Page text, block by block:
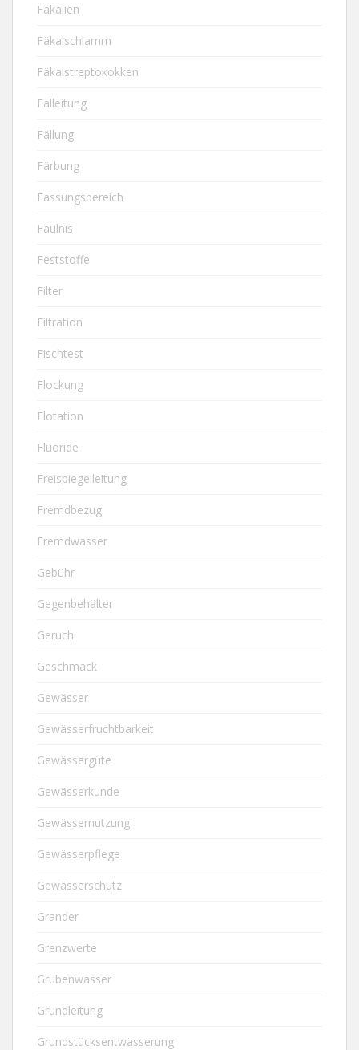
Fäkalien
Fäkalschlamm
Fäkalstreptokokken
Falleitung
Fällung
Färbung
Fassungsbereich
Fäulnis
Feststoffe
Filter
Filtration
Fischtest
Flockung
Flotation
Fluoride
Freispiegelleitung
Fremdbezug
Fremdwasser
Gebühr
Gegenbehälter
Geruch
Geschmack
Gewässer
Gewässerfruchtbarkeit
Gewässergüte
Gewässerkunde
Gewässernutzung
Gewässerpflege
Gewässerschutz
Grander
Grenzwerte
Grubenwasser
Grundleitung
Grundstücksentwässerung